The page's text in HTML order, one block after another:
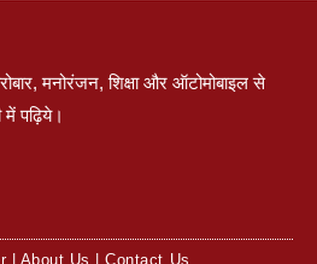
मनोरंजन, शिक्षा और ऑटोमोबाइल से
में पढ़िये।
| About Us |Contact Us